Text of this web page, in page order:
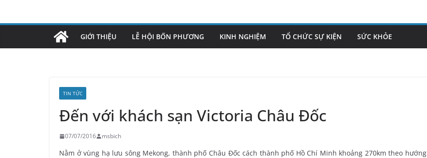
GIỚI THIỆU LỄ HỘI BỐN PHƯƠNG KINH NGHIỆM TỔ CHỨC SỰ KIỆN SỨC KHỎE
TIN TỨC
Đến với khách sạn Victoria Châu Đốc
07/07/2016 msbich
Nằm ở vùng hạ lưu sông Mekong, thành phố Châu Đốc cách thành phố Hồ Chí Minh khoảng 270km theo hướng